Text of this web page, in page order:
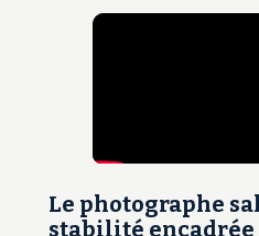
Le photographe
stabilité encadrée